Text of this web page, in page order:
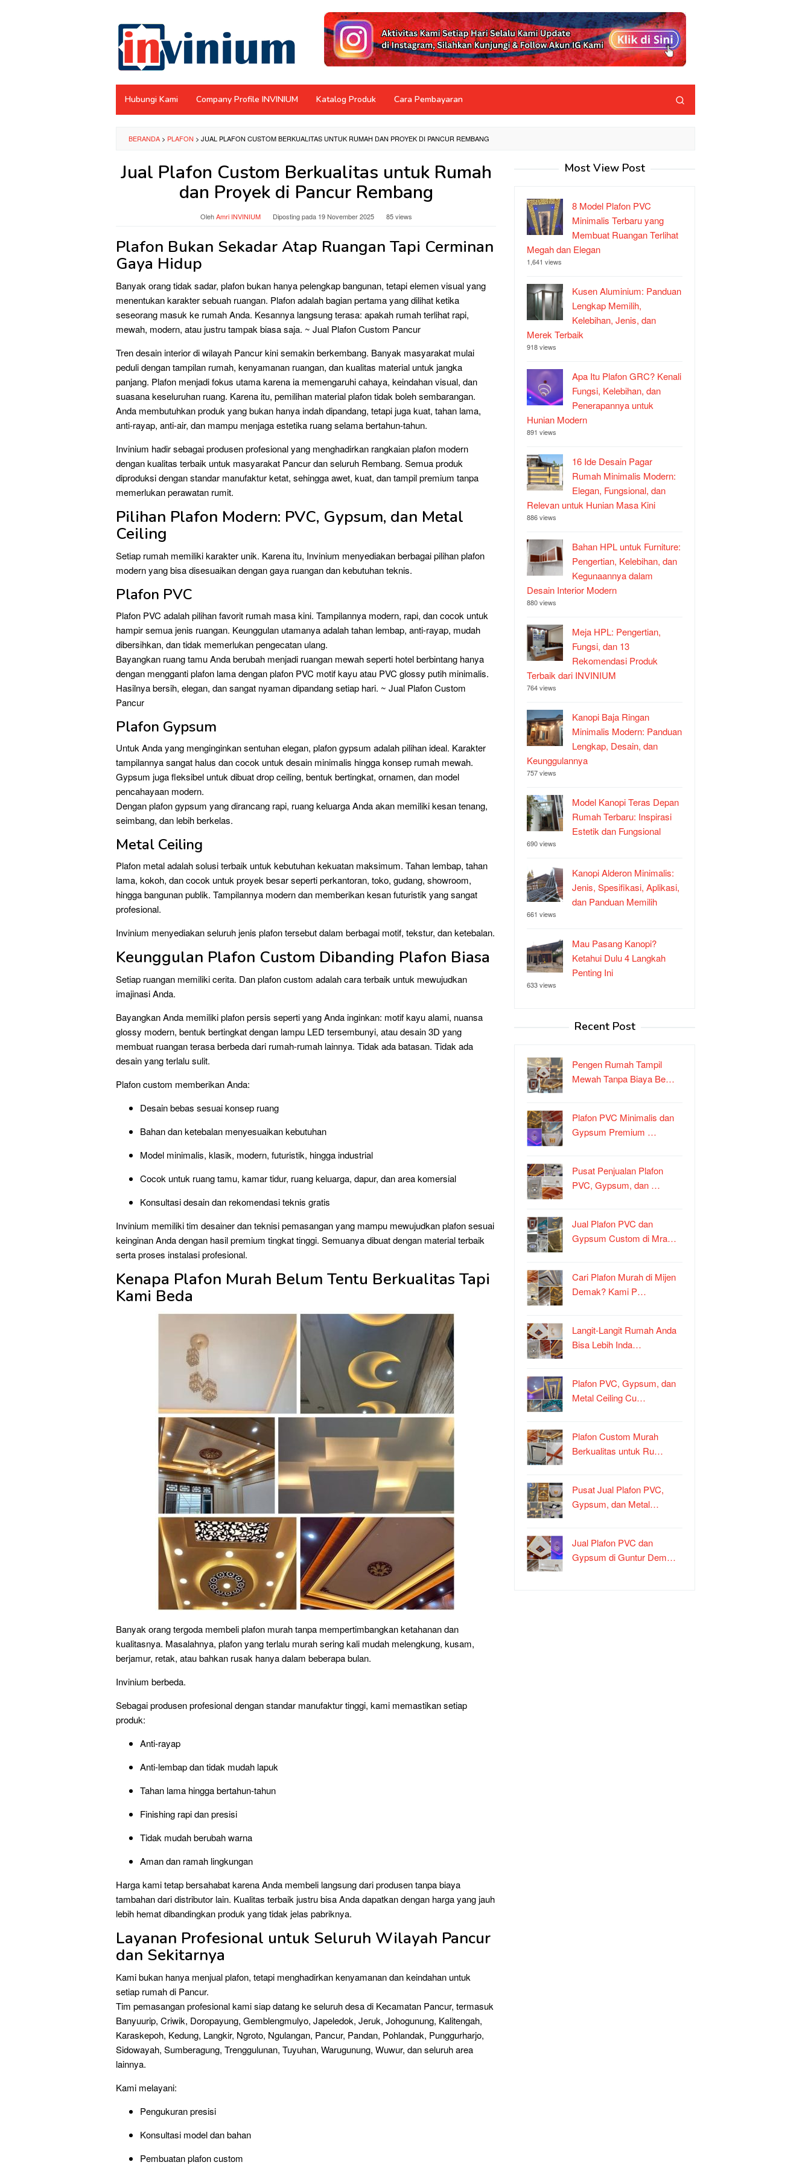
konten
Hubungi Kami Company Profile INVINIUM Katalog Produk Cara Pembayaran
BERANDA > PLAFON > JUAL PLAFON CUSTOM BERKUALITAS UNTUK RUMAH DAN PROYEK DI PANCUR REMBANG
Jual Plafon Custom Berkualitas untuk Rumah
dan Proyek di Pancur Rembang
OlehAmri INVINIUM Diposting pada 19 November 2025 85 views
Plafon Bukan Sekadar Atap Ruangan Tapi Cerminan
Gaya Hidup
Banyak orang tidak sadar, plafon bukan hanya pelengkap bangunan, tetapi elemen visual yang
menentukan karakter sebuah ruangan. Plafon adalah bagian pertama yang dilihat ketika
seseorang masuk ke rumah Anda. Kesannya langsung terasa: apakah rumah terlihat rapi,
mewah, modern, atau justru tampak biasa saja. ~ Jual Plafon Custom Pancur
Tren desain interior di wilayah Pancur kini semakin berkembang. Banyak masyarakat mulai
peduli dengan tampilan rumah, kenyamanan ruangan, dan kualitas material untuk jangka
panjang. Plafon menjadi fokus utama karena ia memengaruhi cahaya, keindahan visual, dan
suasana keseluruhan ruang. Karena itu, pemilihan material plafon tidak boleh sembarangan.
Anda membutuhkan produk yang bukan hanya indah dipandang, tetapi juga kuat, tahan lama,
anti-rayap, anti-air, dan mampu menjaga estetika ruang selama bertahun-tahun.
Invinium hadir sebagai produsen profesional yang menghadirkan rangkaian plafon modern
dengan kualitas terbaik untuk masyarakat Pancur dan seluruh Rembang. Semua produk
diproduksi dengan standar manufaktur ketat, sehingga awet, kuat, dan tampil premium tanpa
memerlukan perawatan rumit.
Pilihan Plafon Modern: PVC, Gypsum, dan Metal
Ceiling
Setiap rumah memiliki karakter unik. Karena itu, Invinium menyediakan berbagai pilihan plafon
modern yang bisa disesuaikan dengan gaya ruangan dan kebutuhan teknis.
Plafon PVC
Plafon PVC adalah pilihan favorit rumah masa kini. Tampilannya modern, rapi, dan cocok untuk
hampir semua jenis ruangan. Keunggulan utamanya adalah tahan lembap, anti-rayap, mudah
dibersihkan, dan tidak memerlukan pengecatan ulang.
Bayangkan ruang tamu Anda berubah menjadi ruangan mewah seperti hotel berbintang hanya
dengan mengganti plafon lama dengan plafon PVC motif kayu atau PVC glossy putih minimalis.
Hasilnya bersih, elegan, dan sangat nyaman dipandang setiap hari. ~ Jual Plafon Custom
Pancur
Plafon Gypsum
Untuk Anda yang menginginkan sentuhan elegan, plafon gypsum adalah pilihan ideal. Karakter
tampilannya sangat halus dan cocok untuk desain minimalis hingga konsep rumah mewah.
Gypsum juga fleksibel untuk dibuat drop ceiling, bentuk bertingkat, ornamen, dan model
pencahayaan modern.
Dengan plafon gypsum yang dirancang rapi, ruang keluarga Anda akan memiliki kesan tenang,
seimbang, dan lebih berkelas.
Metal Ceiling
Plafon metal adalah solusi terbaik untuk kebutuhan kekuatan maksimum. Tahan lembap, tahan
lama, kokoh, dan cocok untuk proyek besar seperti perkantoran, toko, gudang, showroom,
hingga bangunan publik. Tampilannya modern dan memberikan kesan futuristik yang sangat
profesional.
Invinium menyediakan seluruh jenis plafon tersebut dalam berbagai motif, tekstur, dan ketebalan.
Keunggulan Plafon Custom Dibanding Plafon Biasa
Setiap ruangan memiliki cerita. Dan plafon custom adalah cara terbaik untuk mewujudkan
imajinasi Anda.
Bayangkan Anda memiliki plafon persis seperti yang Anda inginkan: motif kayu alami, nuansa
glossy modern, bentuk bertingkat dengan lampu LED tersembunyi, atau desain 3D yang
membuat ruangan terasa berbeda dari rumah-rumah lainnya. Tidak ada batasan. Tidak ada
desain yang terlalu sulit.
Plafon custom memberikan Anda:
Desain bebas sesuai konsep ruang
Bahan dan ketebalan menyesuaikan kebutuhan
Model minimalis, klasik, modern, futuristik, hingga industrial
Cocok untuk ruang tamu, kamar tidur, ruang keluarga, dapur, dan area komersial
Konsultasi desain dan rekomendasi teknis gratis
Invinium memiliki tim desainer dan teknisi pemasangan yang mampu mewujudkan plafon sesuai
keinginan Anda dengan hasil premium tingkat tinggi. Semuanya dibuat dengan material terbaik
serta proses instalasi profesional.
Kenapa Plafon Murah Belum Tentu Berkualitas Tapi
Kami Beda
Banyak orang tergoda membeli plafon murah tanpa mempertimbangkan ketahanan dan
kualitasnya. Masalahnya, plafon yang terlalu murah sering kali mudah melengkung, kusam,
berjamur, retak, atau bahkan rusak hanya dalam beberapa bulan.
Invinium berbeda.
Sebagai produsen profesional dengan standar manufaktur tinggi, kami memastikan setiap
produk:
Anti-rayap
Anti-lembap dan tidak mudah lapuk
Tahan lama hingga bertahun-tahun
Finishing rapi dan presisi
Tidak mudah berubah warna
Aman dan ramah lingkungan
Harga kami tetap bersahabat karena Anda membeli langsung dari produsen tanpa biaya
tambahan dari distributor lain. Kualitas terbaik justru bisa Anda dapatkan dengan harga yang jauh
lebih hemat dibandingkan produk yang tidak jelas pabriknya.
Layanan Profesional untuk Seluruh Wilayah Pancur
dan Sekitarnya
Kami bukan hanya menjual plafon, tetapi menghadirkan kenyamanan dan keindahan untuk
setiap rumah di Pancur.
Tim pemasangan profesional kami siap datang ke seluruh desa di Kecamatan Pancur, termasuk
Banyuurip, Criwik, Doropayung, Gemblengmulyo, Japeledok, Jeruk, Johogunung, Kalitengah,
Karaskepoh, Kedung, Langkir, Ngroto, Ngulangan, Pancur, Pandan, Pohlandak, Punggurharjo,
Sidowayah, Sumberagung, Trenggulunan, Tuyuhan, Warugunung, Wuwur, dan seluruh area
lainnya.
Kami melayani:
Pengukuran presisi
Konsultasi model dan bahan
Pembuatan plafon custom
Most View Post
8 Model Plafon PVC
Minimalis Terbaru yang
Membuat Ruangan Terlihat
Megah dan Elegan
1,641 views
Kusen Aluminium: Panduan
Lengkap Memilih,
Kelebihan, Jenis, dan
Merek Terbaik
918 views
Apa Itu Plafon GRC? Kenali
Fungsi, Kelebihan, dan
Penerapannya untuk
Hunian Modern
891 views
16 Ide Desain Pagar
Rumah Minimalis Modern:
Elegan, Fungsional, dan
Relevan untuk Hunian Masa Kini
886 views
Bahan HPL untuk Furniture:
Pengertian, Kelebihan, dan
Kegunaannya dalam
Desain Interior Modern
880 views
Meja HPL: Pengertian,
Fungsi, dan 13
Rekomendasi Produk
Terbaik dari INVINIUM
764 views
Kanopi Baja Ringan
Minimalis Modern: Panduan
Lengkap, Desain, dan
Keunggulannya
757 views
Model Kanopi Teras Depan
Rumah Terbaru: Inspirasi
Estetik dan Fungsional
690 views
Kanopi Alderon Minimalis:
Jenis, Spesifikasi, Aplikasi,
dan Panduan Memilih
661 views
Mau Pasang Kanopi?
Ketahui Dulu 4 Langkah
Penting Ini
633 views
Recent Post
Pengen Rumah Tampil
Mewah Tanpa Biaya Be…
Plafon PVC Minimalis dan
Gypsum Premium …
Pusat Penjualan Plafon
PVC, Gypsum, dan …
Jual Plafon PVC dan
Gypsum Custom di Mra…
Cari Plafon Murah di Mijen
Demak? Kami P…
Langit-Langit Rumah Anda
Bisa Lebih Inda…
Plafon PVC, Gypsum, dan
Metal Ceiling Cu…
Plafon Custom Murah
Berkualitas untuk Ru…
Pusat Jual Plafon PVC,
Gypsum, dan Metal…
Jual Plafon PVC dan
Gypsum di Guntur Dem…